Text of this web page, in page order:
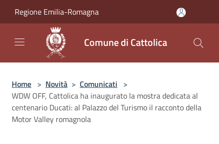
Regione Emilia-Romagna
Comune di Cattolica
Home > Novità > Comunicati >
WDW OFF, Cattolica ha inaugurato la mostra dedicata al
centenario Ducati: al Palazzo del Turismo il racconto della
Motor Valley romagnola